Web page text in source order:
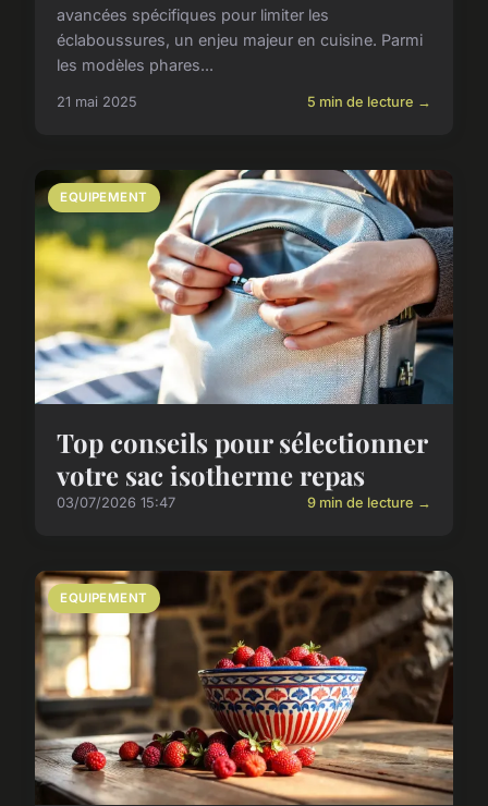
avancées spécifiques pour limiter les
éclaboussures, un enjeu majeur en cuisine. Parmi
les modèles phares...
21 mai 2025 5 min de lecture →
EQUIPEMENT
Top conseils pour sélectionner
votre sac isotherme repas
03/07/2026 15:47 9 min de lecture →
EQUIPEMENT